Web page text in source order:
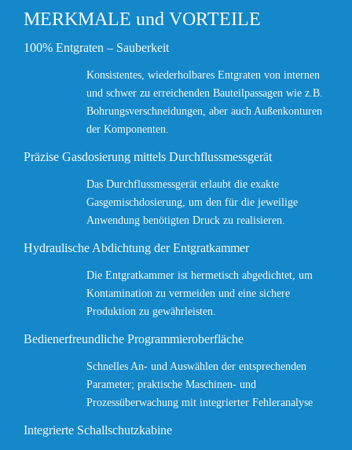
MERKMALE und VORTEILE
100% Entgraten – Sauberkeit
Konsistentes, wiederholbares Entgraten von internen
und schwer zu erreichenden Bauteilpassagen wie z.B.
Bohrungsverschneidungen, aber auch Außenkonturen
der Komponenten.
Präzise Gasdosierung mittels Durchflussmessgerät
Das Durchflussmessgerät erlaubt die exakte
Gasgemischdosierung, um den für die jeweilige
Anwendung benötigten Druck zu realisieren.
Hydraulische Abdichtung der Entgratkammer
Die Entgratkammer ist hermetisch abgedichtet, um
Kontamination zu vermeiden und eine sichere
Produktion zu gewährleisten.
Bedienerfreundliche Programmieroberfläche
Schnelles An- und Auswählen der entsprechenden
Parameter; praktische Maschinen- und
Prozessüberwachung mit integrierter Fehleranalyse
Integrierte Schallschutzkabine